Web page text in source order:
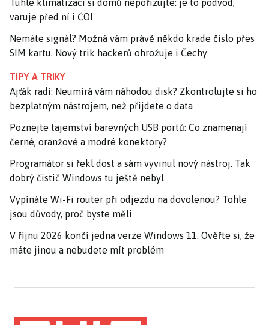
Tuhle klimatizaci si domů nepořizujte: je to podvod,
varuje před ní i ČOI
Nemáte signál? Možná vám právě někdo krade číslo přes
SIM kartu. Nový trik hackerů ohrožuje i Čechy
TIPY A TRIKY
Ajťák radí: Neumírá vám náhodou disk? Zkontrolujte si ho
bezplatným nástrojem, než přijdete o data
Poznejte tajemství barevných USB portů: Co znamenají
černé, oranžové a modré konektory?
Programátor si řekl dost a sám vyvinul nový nástroj. Tak
dobrý čistič Windows tu ještě nebyl
Vypínáte Wi-Fi router při odjezdu na dovolenou? Tohle
jsou důvody, proč byste měli
V říjnu 2026 končí jedna verze Windows 11. Ověřte si, že
máte jinou a nebudete mít problém